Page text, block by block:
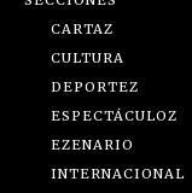
CARTAZ
CULTURA
DEPORTEZ
ESPECTÁCULOZ
EZENARIO
INTERNACIONAL